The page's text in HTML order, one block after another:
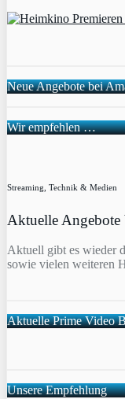
Neue Angebote bei
Wir empfehlen …
Streaming, Technik & Medien
Aktuelle Angebote
Aktuell gibt es wieder
sowie vielen weiteren
Aktuelle Prime Video
Unsere Empfehlung